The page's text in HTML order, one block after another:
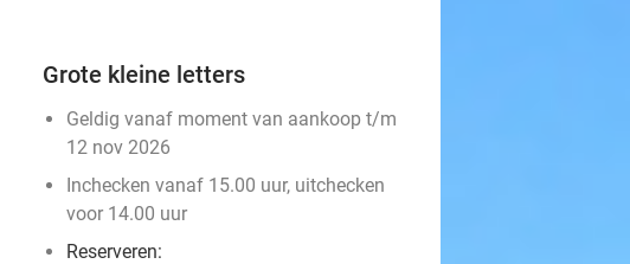
Grote kleine letters
Geldig vanaf moment van aankoop t/m
12 nov 2026
Inchecken vanaf 15.00 uur, uitchecken
voor 14.00 uur
Reserveren: